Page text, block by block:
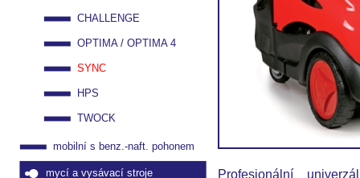
Profesionální
CHALLENGE
OPTIMA / OPTIMA 4
SYNC
HPS
TWOCK
mobilní s benz.-naft. pohonem
mycí a vysávací stroje